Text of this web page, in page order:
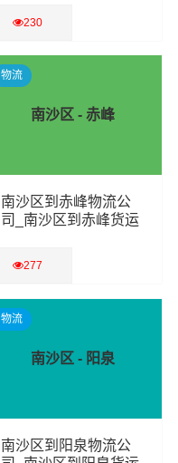
230
查看详细
南沙区 - 赤峰
南沙区到赤峰物流公
司_南沙区到赤峰货运
277
查看详细
物流
南沙区 - 阳泉
南沙区到阳泉物流公
物流